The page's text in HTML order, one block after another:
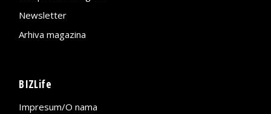
Newsletter
Arhiva magazina
BIZLife
Impresum/O nama